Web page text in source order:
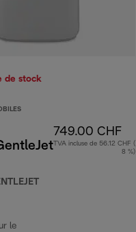
de stock
749.00 CHF
TVA incluse de 56.12 CHF (
8 %)
le